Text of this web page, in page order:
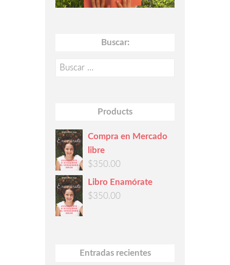
Buscar:
Buscar:
Products
Compra en Mercado
libre
$350.00
Libro Enamórate
$350.00
Entradas recientes